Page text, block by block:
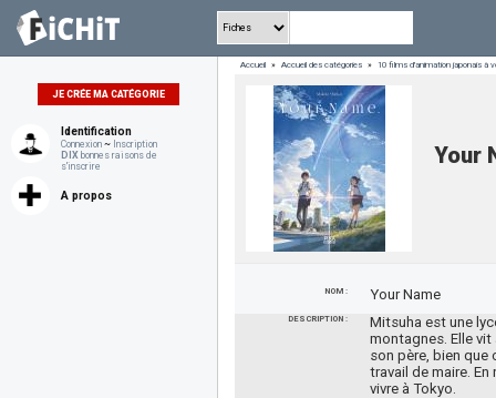
JE CRÉE MA CATÉGORIE
Identification
Connexion ~ Inscription
DIX bonnes raisons de
s'inscrire
A propos
Accueil » Accueil des catégories » 10 films d'animation japonais à
Your
NOM : Your Name
DESCRIPTION :
Mitsuha est une
montagnes. Elle
son père, bien que
travail de maire.
vivre à Tokyo.